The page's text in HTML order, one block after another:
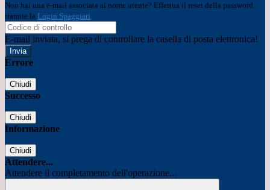
Non hai una e-mail associata al nome utente? Effettua il reset della password
tramite la Login Spaggiari
E-mail inviata, si prega di controllare la casella di posta elettronica!
Errore
Chiudi
Successo
Chiudi
Informazione
Chiudi
Attendere...
Attendere il completamento dell'operazione...